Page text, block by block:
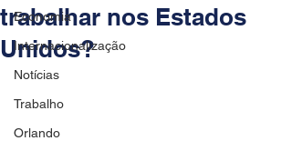
Economia
Internacionalização
Notícias
Trabalho
Orlando
trabalhar nos Estados
Unidos?